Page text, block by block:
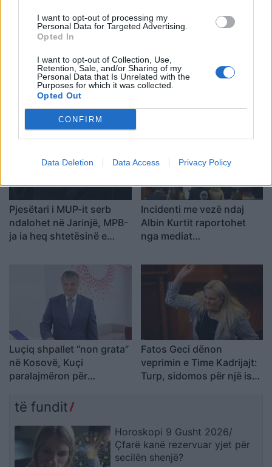
I want to opt-out of processing my
Personal Data for Targeted Advertising.
Opted In
I want to opt-out of Collection, Use,
Retention, Sale, and/or Sharing of my
Personal Data that Is Unrelated with the
Purposes for which it was collected.
Opted Out
CONFIRM
Data Deletion Data Access Privacy Policy
Bushati: Zelenskyy duhej
të shfaqte më shumë
mirënjohje ndaj Kosovës
për përkrahjen e Ukrainës
Gjendja në pikat kufitare,
deri në një orë pritje për
Pjesëtari i MUP-it serb
ndalohet në Jarinjë, MPB-
ja ia heq shtetësinë e
Incidenti me vezë ndaj
Albin Kurtit raportohet
nga mediat
Luçiq shpallet “non grata”
në Kosovë, Kuçi
paralajmëron për
Fatos Geci dënon
veprimin e Time Kadrijajt:
Turp, sidomos për një ish-
të fundit
Horoskopi 9 Gusht 2026/
Çfarë kanë rezervuar yjet për
secilën shenjë?